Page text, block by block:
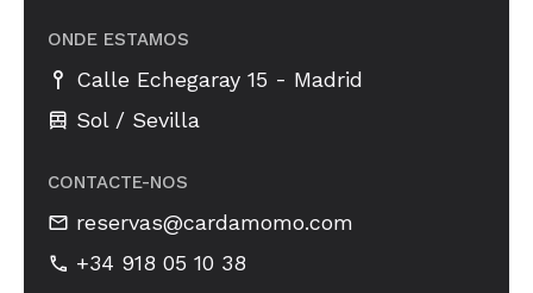
ONDE ESTAMOS
Calle Echegaray 15 - Madrid
Sol / Sevilla
CONTACTE-NOS
reservas@cardamomo.com
+34 918 05 10 38